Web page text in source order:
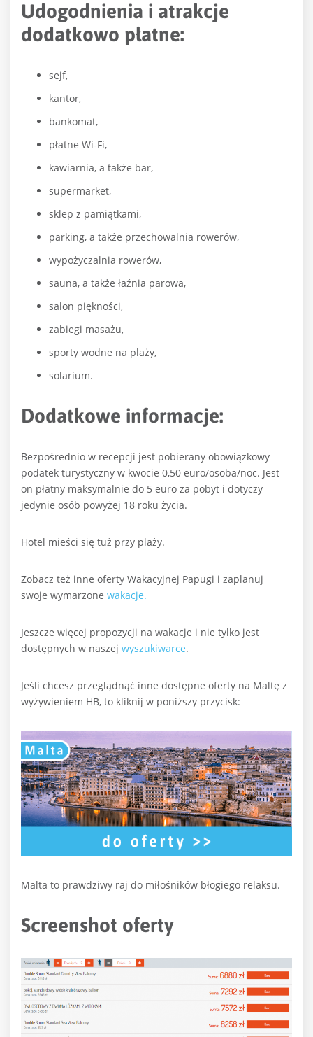
Udogodnienia i atrakcje
dodatkowo płatne:
sejf,
kantor,
bankomat,
płatne Wi-Fi,
kawiarnia, a także bar,
supermarket,
sklep z pamiątkami,
parking, a także przechowalnia rowerów,
wypożyczalnia rowerów,
sauna, a także łaźnia parowa,
salon piękności,
zabiegi masażu,
sporty wodne na plaży,
solarium.
Dodatkowe informacje:
Bezpośrednio w recepcji jest pobierany obowiązkowy
podatek turystyczny w kwocie 0,50 euro/osoba/noc. Jest
on płatny maksymalnie do 5 euro za pobyt i dotyczy
jedynie osób powyżej 18 roku życia.
Hotel mieści się tuż przy plaży.
Zobacz też inne oferty Wakacyjnej Papugi i zaplanuj
swoje wymarzone wakacje.
Jeszcze więcej propozycji na wakacje i nie tylko jest
dostępnych w naszej wyszukiwarce.
Jeśli chcesz przeglądnąć inne dostępne oferty na Maltę z
wyżywieniem HB, to kliknij w poniższy przycisk:
Malta to prawdziwy raj do miłośników błogiego relaksu.
Screenshot oferty